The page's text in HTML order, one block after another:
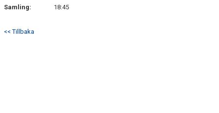
Samling:
18:45
<< Tillbaka